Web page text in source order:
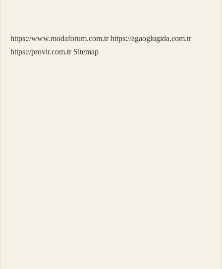
Yapılır
https://www.modaforum.com.tr https://agaoglugida.com.tr
https://provir.com.tr Sitemap